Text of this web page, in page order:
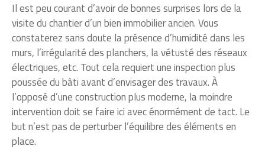
Il est peu courant d’avoir de bonnes surprises lors de la
visite du chantier d’un bien immobilier ancien. Vous
constaterez sans doute la présence d’humidité dans les
murs, l’irrégularité des planchers, la vétusté des réseaux
électriques, etc. Tout cela requiert une inspection plus
poussée du bâti avant d’envisager des travaux. À
l’opposé d’une construction plus moderne, la moindre
intervention doit se faire ici avec énormément de tact. Le
but n’est pas de perturber l’équilibre des éléments en
place.